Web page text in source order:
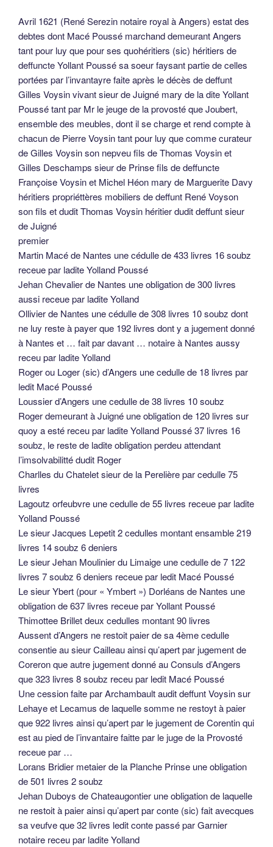
Avril 1621 (René Serezin notaire royal à Angers) estat des
debtes dont Macé Poussé marchand demeurant Angers
tant pour luy que pour ses quohéritiers (sic) héritiers de
deffuncte Yollant Poussé sa soeur faysant partie de celles
portées par l’invantayre faite après le décès de deffunt
Gilles Voysin vivant sieur de Juigné mary de la dite Yollant
Poussé tant par Mr le jeuge de la provosté que Joubert,
ensemble des meubles, dont il se charge et rend compte à
chacun de Pierre Voysin tant pour luy que comme curateur
de Gilles Voysin son nepveu fils de Thomas Voysin et
Gilles Deschamps sieur de Prinse fils de deffuncte
Françoise Voysin et Michel Héon mary de Marguerite Davy
héritiers propriéttères mobiliers de deffunt René Voyson
son fils et dudit Thomas Voysin héritier dudit deffunt sieur
de Juigné
premier
Martin Macé de Nantes une cédulle de 433 livres 16 soubz
receue par ladite Yolland Poussé
Jehan Chevalier de Nantes une obligation de 300 livres
aussi receue par ladite Yolland
Ollivier de Nantes une cédulle de 308 livres 10 soubz dont
ne luy reste à payer que 192 livres dont y a jugement donné
à Nantes et … fait par davant … notaire à Nantes aussy
receu par ladite Yolland
Roger ou Loger (sic) d’Angers une cedulle de 18 livres par
ledit Macé Poussé
Loussier d’Angers une cedulle de 38 livres 10 soubz
Roger demeurant à Juigné une obligation de 120 livres sur
quoy a esté receu par ladite Yolland Poussé 37 livres 16
soubz, le reste de ladite obligation perdeu attendant
l’imsolvabilitté dudit Roger
Charlles du Chatelet sieur de la Perelière par cedulle 75
livres
Lagoutz orfeubvre une cedulle de 55 livres receue par ladite
Yolland Poussé
Le sieur Jacques Lepetit 2 cedulles montant ensamble 219
livres 14 soubz 6 deniers
Le sieur Jehan Moulinier du Limaige une cedulle de 7 122
livres 7 soubz 6 deniers receue par ledit Macé Poussé
Le sieur Ybert (pour « Ymbert ») Dorléans de Nantes une
obligation de 637 livres receue par Yollant Poussé
Thimottee Brillet deux cedulles montant 90 livres
Aussent d’Angers ne restoit paier de sa 4ème cedulle
consentie au sieur Cailleau ainsi qu’apert par jugement de
Coreron que autre jugement donné au Consuls d’Angers
que 323 livres 8 soubz receu par ledit Macé Poussé
Une cession faite par Archambault audit deffunt Voysin sur
Lehaye et Lecamus de laquelle somme ne restoyt à paier
que 922 livres ainsi qu’apert par le jugement de Corentin qui
est au pied de l’invantaire faitte par le juge de la Provosté
receue par …
Lorans Bridier metaier de la Planche Prinse une obligation
de 501 livres 2 soubz
Jehan Duboys de Chateaugontier une obligation de laquelle
ne restoit à paier ainsi qu’apert par conte (sic) fait avecques
sa veufve que 32 livres ledit conte passé par Garnier
notaire receu par ladite Yolland